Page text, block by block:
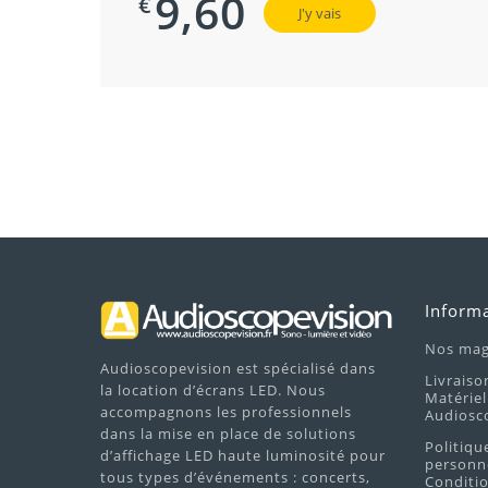
9,60 J'y vais
Audioscopevision est spécialisé dans
la location d’écrans LED. Nous
accompagnons les professionnels
dans la mise en place de solutions
d’affichage LED haute luminosité pour
tous types d’événements : concerts,
Nos